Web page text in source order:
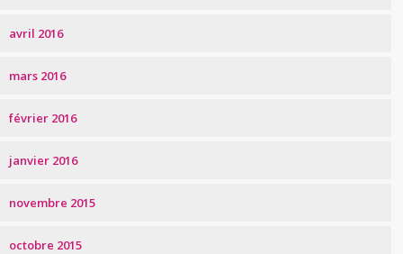
avril 2016
mars 2016
février 2016
janvier 2016
novembre 2015
octobre 2015